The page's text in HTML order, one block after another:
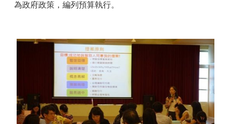
為政府政策，編列預算執行。